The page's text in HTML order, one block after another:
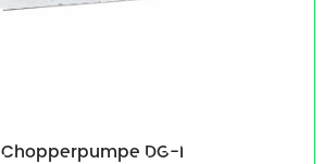
Chopperpumpe DG-I